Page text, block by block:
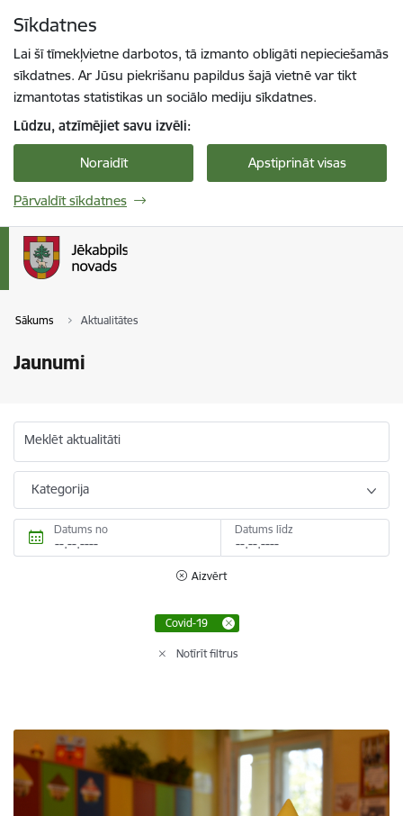
Sīkdatnes
Lai šī tīmekļvietne darbotos, tā izmanto obligāti nepieciešamās
sīkdatnes. Ar Jūsu piekrišanu papildus šajā vietnē var tikt
izmantotas statistikas un sociālo mediju sīkdatnes.
Lūdzu, atzīmējiet savu izvēli:
Noraidīt Apstiprināt visas
Pārvaldīt sīkdatnes
Sākums Aktualitātes
Jaunumi
Meklēt aktualitāti
Kategorija
Datums no Datums līdz
Aizvērt
Covid-19
Notīrīt filtrus